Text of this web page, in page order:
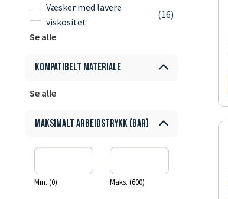
Væsker med lavere
viskositet
(16)
Se alle
Kompatibelt materiale
Se alle
Maksimalt arbeidstrykk (bar)
Min. (0) Maks. (600)